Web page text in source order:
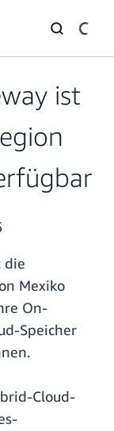
ist
die
Mexiko
On-
Speicher
Cloud-